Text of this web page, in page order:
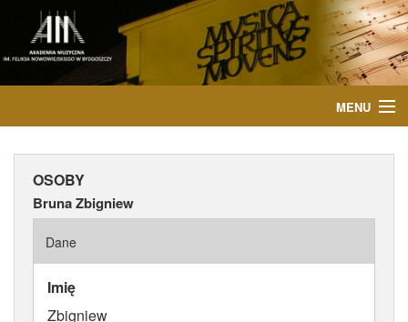
MENU
AKTUALNOŚCI
WYDARZENIA
OSOBY
Bruna Zbigniew
Dane
Imię
Zbigniew